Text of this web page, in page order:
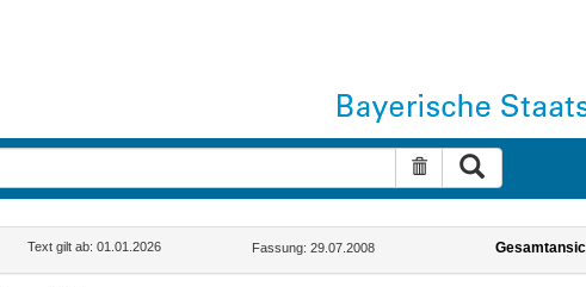
Suche zurücksetzen
Text gilt ab: 01.01.2026 Fassung: 29.07.2008